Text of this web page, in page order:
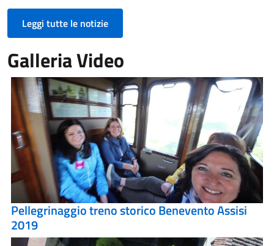
Leggi tutte le notizie
Galleria Video
Pellegrinaggio treno storico Benevento Assisi
2019